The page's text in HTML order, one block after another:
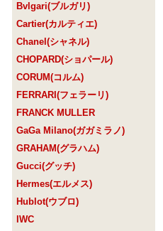
Bvlgari(ブルガリ)
Cartier(カルティエ)
Chanel(シャネル)
CHOPARD(ショパール)
CORUM(コルム)
FERRARI(フェラーリ)
FRANCK MULLER
GaGa Milano(ガガミラノ)
GRAHAM(グラハム)
Gucci(グッチ)
Hermes(エルメス)
Hublot(ウブロ)
IWC